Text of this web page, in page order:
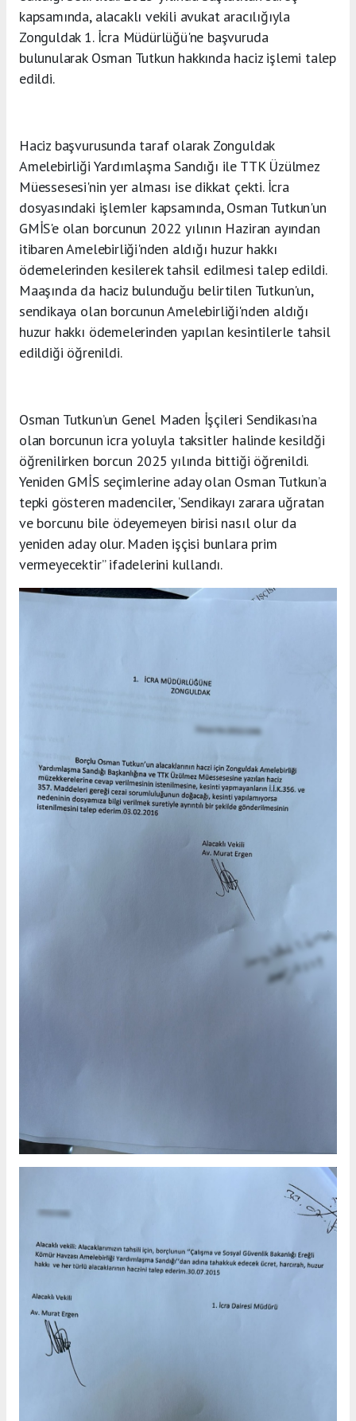
kapsamında, alacaklı vekili avukat aracılığıyla
Zonguldak 1. İcra Müdürlüğü'ne başvuruda
bulunularak Osman Tutkun hakkında haciz işlemi talep
edildi.
Haciz başvurusunda taraf olarak Zonguldak
Amelebirliği Yardımlaşma Sandığı ile TTK Üzülmez
Müessesesi'nin yer alması ise dikkat çekti. İcra
dosyasındaki işlemler kapsamında, Osman Tutkun'un
GMİS'e olan borcunun 2022 yılının Haziran ayından
itibaren Amelebirliği'nden aldığı huzur hakkı
ödemelerinden kesilerek tahsil edilmesi talep edildi.
Maaşında da haciz bulunduğu belirtilen Tutkun'un,
sendikaya olan borcunun Amelebirliği'nden aldığı
huzur hakkı ödemelerinden yapılan kesintilerle tahsil
edildiği öğrenildi.
Osman Tutkun’un Genel Maden İşçileri Sendikası’na
olan borcunun icra yoluyla taksitler halinde kesildği
öğrenilirken borcun 2025 yılında bittiği öğrenildi.
Yeniden GMİS seçimlerine aday olan Osman Tutkun’a
tepki gösteren madenciler, ‘Sendikayı zarara uğratan
ve borcunu bile ödeyemeyen birisi nasıl olur da
yeniden aday olur. Maden işçisi bunlara prim
vermeyecektir” ifadelerini kullandı.